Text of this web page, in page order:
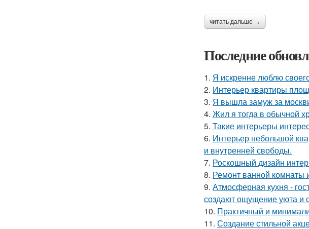
читать дальше →
Последние
1. Я искренне люблю
2. Интерьер квартиры
3. Я вышла замуж за
4. Жил я тогда в обычной
5. Такие интерьеры
6. Интерьер небольшой
и внутренней свободы.
7. Роскошный дизайн
8. Ремонт ванной комнаты
9. Атмосферная кухня -
создают ощущение уюта и
10. Практичный и
11. Создание стильной